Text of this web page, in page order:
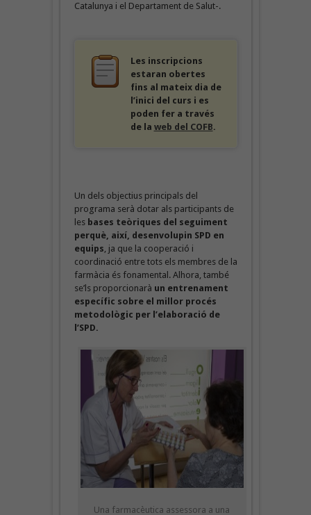
Catalunya i el Departament de Salut-.
Les inscripcions
estaran obertes
fins al mateix dia de
l’inici del curs i es
poden fer a través
de la web del COFB.
Un dels objectius principals del
programa serà dotar als participants de
les bases teòriques del seguiment
perquè, així, desenvolupin SPD en
equips , ja que la cooperació i
coordinació entre tots els membres de la
farmàcia és fonamental. Alhora, també
se’ls proporcionarà un entrenament
específic sobre el millor procés
metodològic per l’elaboració de
l’SPD.
Una farmacèutica assessora a una